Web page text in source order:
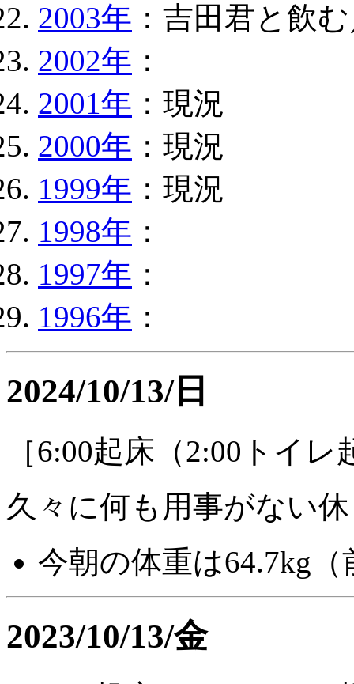
2003年 ：吉田君と飲
2002年 ：
2001年 ：現況
2000年 ：現況
1999年 ：現況
1998年 ：
1997年 ：
1996年 ：
2024/10/13/日
［6:00起床（2:00トイ
久々に何も用事がない
今朝の体重は64.7kg（
2023/10/13/金